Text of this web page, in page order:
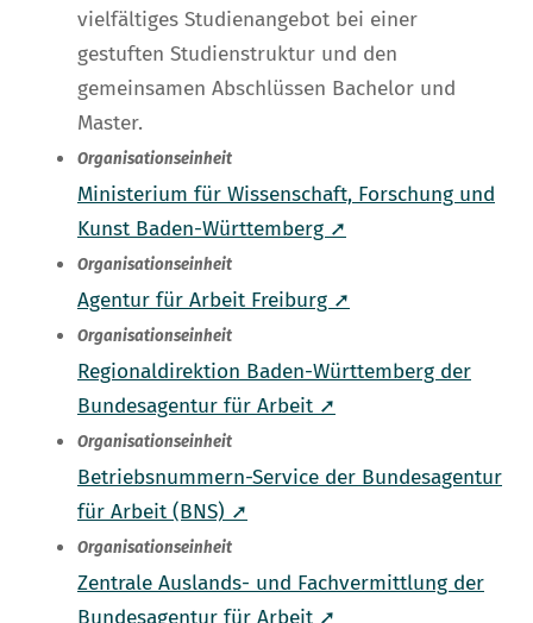
vielfältiges Studienangebot bei einer
gestuften Studienstruktur und den
gemeinsamen Abschlüssen Bachelor und
Master.
Organisationseinheit
Ministerium für Wissenschaft, Forschung und
Kunst Baden-Württemberg ➚
Organisationseinheit
Agentur für Arbeit Freiburg ➚
Organisationseinheit
Regionaldirektion Baden-Württemberg der
Bundesagentur für Arbeit ➚
Organisationseinheit
Betriebsnummern-Service der Bundesagentur
für Arbeit (BNS) ➚
Organisationseinheit
Zentrale Auslands- und Fachvermittlung der